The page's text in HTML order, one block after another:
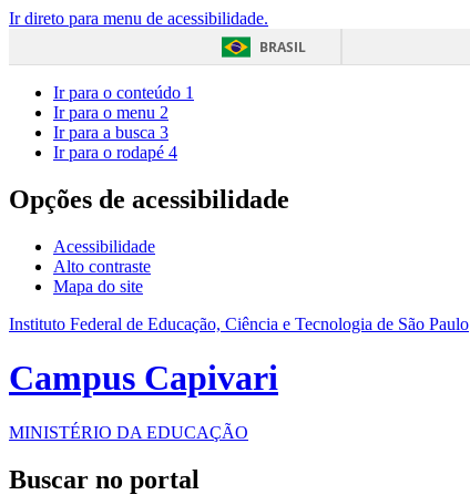
Ir direto para menu de acessibilidade.
BRASIL
Ir para o conteúdo 1
Ir para o menu 2
Ir para a busca 3
Ir para o rodapé 4
Opções de acessibilidade
Acessibilidade
Alto contraste
Mapa do site
Instituto Federal de Educação, Ciência e Tecnologia de São Paulo
Campus Capivari
MINISTÉRIO DA EDUCAÇÃO
Buscar no portal